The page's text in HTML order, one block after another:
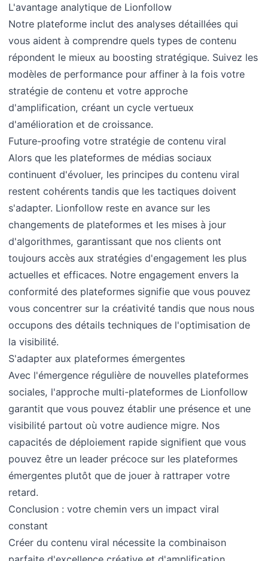
L'avantage analytique de Lionfollow
Notre plateforme inclut des analyses détaillées qui
vous aident à comprendre quels types de contenu
répondent le mieux au boosting stratégique. Suivez les
modèles de performance pour affiner à la fois votre
stratégie de contenu et votre approche
d'amplification, créant un cycle vertueux
d'amélioration et de croissance.
Future-proofing votre stratégie de contenu viral
Alors que les plateformes de médias sociaux
continuent d'évoluer, les principes du contenu viral
restent cohérents tandis que les tactiques doivent
s'adapter. Lionfollow reste en avance sur les
changements de plateformes et les mises à jour
d'algorithmes, garantissant que nos clients ont
toujours accès aux stratégies d'engagement les plus
actuelles et efficaces. Notre engagement envers la
conformité des plateformes signifie que vous pouvez
vous concentrer sur la créativité tandis que nous nous
occupons des détails techniques de l'optimisation de
la visibilité.
S'adapter aux plateformes émergentes
Avec l'émergence régulière de nouvelles plateformes
sociales, l'approche multi-plateformes de Lionfollow
garantit que vous pouvez établir une présence et une
visibilité partout où votre audience migre. Nos
capacités de déploiement rapide signifient que vous
pouvez être un leader précoce sur les plateformes
émergentes plutôt que de jouer à rattraper votre
retard.
Conclusion : votre chemin vers un impact viral
constant
Créer du contenu viral nécessite la combinaison